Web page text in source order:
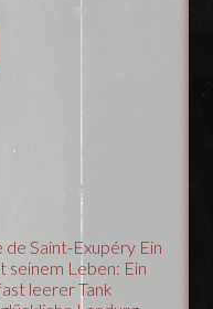
Saint-Exupéry Ein
seinem Leben: Ein
leerer Tank